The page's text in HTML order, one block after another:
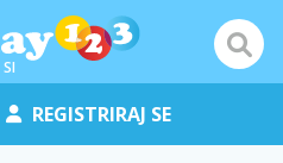
SI
REGISTRIRAJ SE